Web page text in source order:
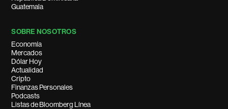
Guatemala
SOBRE NOSOTROS
Economía
Mercados
Dólar Hoy
Actualidad
Cripto
Finanzas Personales
Podcasts
Listas de Bloomberg Línea